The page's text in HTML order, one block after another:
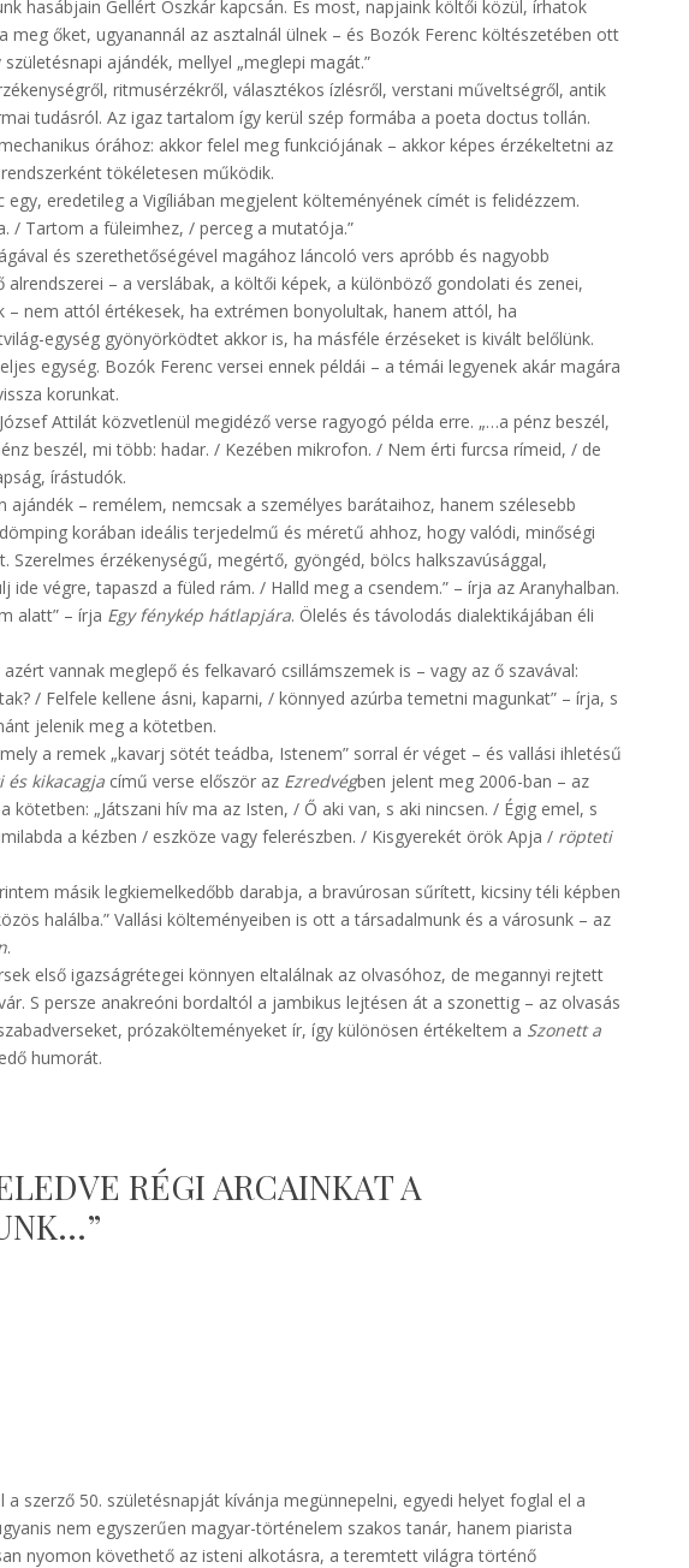
hasábjain Gellért Oszkár kapcsán. És most, napjaink költői közül, írhatok
meg őket, ugyanannál az asztalnál ülnek – és Bozók Ferenc költészetében ott
ajándék, mellyel „meglepi magát.”
ritmusérzékről, választékos ízlésről, verstani műveltségről, antik
tudásról. Az igaz tartalom így kerül szép formába a poeta doctus tollán.
órához: akkor felel meg funkciójának – akkor képes érzékeltetni az
tökéletesen működik.
egy, eredetileg a Vigíliában megjelent költeményének címét is felidézzem.
/ Tartom a füleimhez, / perceg a mutatója.”
és szerethetőségével magához láncoló vers apróbb és nagyobb
– a verslábak, a költői képek, a különböző gondolati és zenei,
– nem attól értékesek, ha extrémen bonyolultak, hanem attól, ha
egység gyönyörködtet akkor is, ha másféle érzéseket is kivált belőlünk.
egység. Bozók Ferenc versei ennek példái – a témái legyenek akár magára
korunkat.
Attilát közvetlenül megidéző verse ragyogó példa erre. „…a pénz beszél,
beszél, mi több: hadar. / Kezében mikrofon. / Nem érti furcsa rímeid, / de
írástudók.
– remélem, nemcsak a személyes barátaihoz, hanem szélesebb
korában ideális terjedelmű és méretű ahhoz, hogy valódi, minőségi
érzékenységű, megértő, gyöngéd, bölcs halkszavúsággal,
ide végre, tapaszd a füled rám. / Halld meg a csendem.” – írja az Aranyhalban.
alatt” – írja Egy fénykép hátlapjára. Ölelés és távolodás dialektikájában éli
vannak meglepő és felkavaró csillámszemek is – vagy az ő szavával:
/ Felfele kellene ásni, kaparni, / könnyed azúrba temetni magunkat” – írja, s
jelenik meg a kötetben.
a remek „kavarj sötét teádba, Istenem” sorral ér véget – és vallási ihletésű
és kikacagjacímű verse először az Ezredvégben jelent meg 2006-ban – az
„Játszani hív ma az Isten, / Ő aki van, s aki nincsen. / Égig emel, s
a kézben / eszköze vagy felerészben. / Kisgyerekét örök Apja /röpteti
másik legkiemelkedőbb darabja, a bravúrosan sűrített, kicsiny téli képben
halálba.” Vallási költeményeiben is ott a társadalmunk és a városunk – az
.
első igazságrétegei könnyen eltalálnak az olvasóhoz, de megannyi rejtett
S persze anakreóni bordaltól a jambikus lejtésen át a szonettig – az olvasás
prózakölteményeket ír, így különösen értékeltem a Szonett a
humorát.
RÉGI ARCAINKAT A
szerző 50. születésnapját kívánja megünnepelni, egyedi helyet foglal el a
nem egyszerűen magyar-történelem szakos tanár, hanem piarista
nyomon követhető az isteni alkotásra, a teremtett világra történő